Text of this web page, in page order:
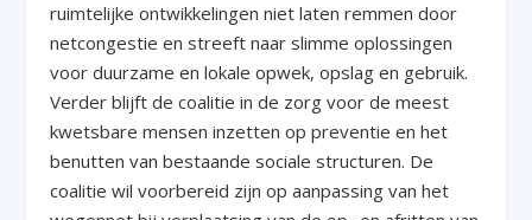
ruimtelijke ontwikkelingen niet laten remmen door
netcongestie en streeft naar slimme oplossingen
voor duurzame en lokale opwek, opslag en gebruik.
Verder blijft de coalitie in de zorg voor de meest
kwetsbare mensen inzetten op preventie en het
benutten van bestaande sociale structuren. De
coalitie wil voorbereid zijn op aanpassing van het